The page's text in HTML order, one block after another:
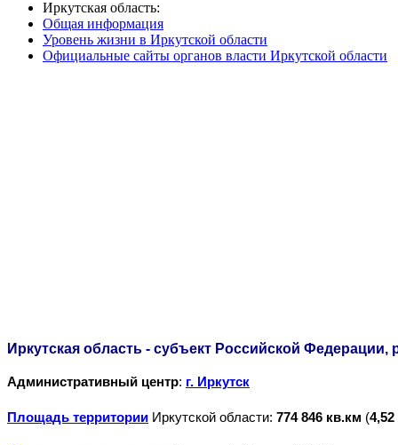
Иркутская область:
Общая информация
Уровень жизни в Иркутской области
Официальные сайты органов власти Иркутской области
Иркутская область - субъект Российской
Административный центр: г. Иркутск
Площадь территории Иркутской области: 774 846 кв.км (4,52